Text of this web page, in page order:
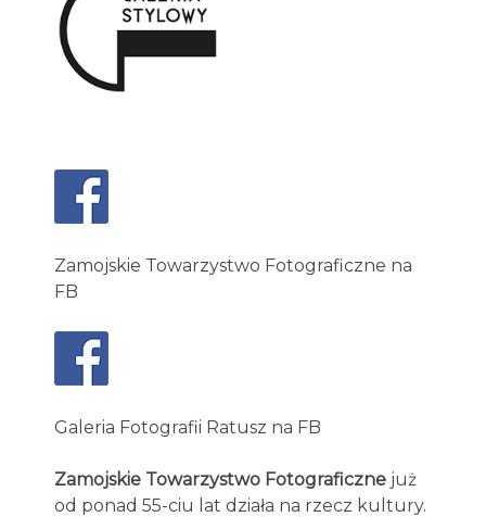
Zamojskie Towarzystwo Fotograficzne na
FB
Galeria Fotografii Ratusz na FB
Zamojskie Towarzystwo Fotograficzne już
od ponad 55-ciu lat działa na rzecz kultury.